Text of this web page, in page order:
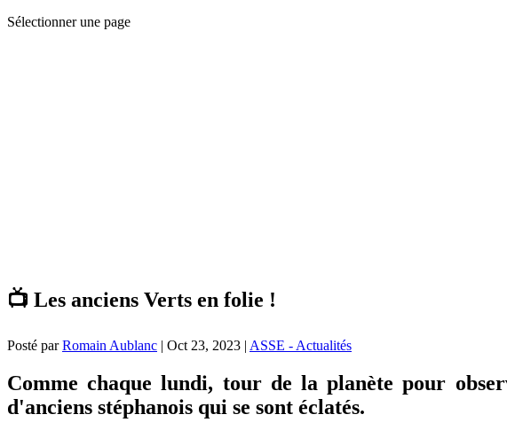
Sélectionner une page
📺 Les anciens Verts en folie !
Posté parRomain Aublanc | Oct 23, 2023 | ASSE - Actualités
Comme chaque lundi, tour de la planète pour
d'anciens stéphanois qui se sont éclatés.